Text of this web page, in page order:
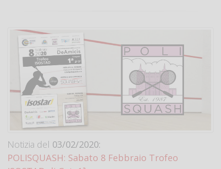
Notizia del 03/02/2020:
POLISQUASH: Sabato 8 Febbraio Trofeo